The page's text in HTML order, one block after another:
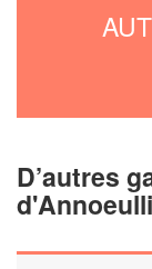
D’autres